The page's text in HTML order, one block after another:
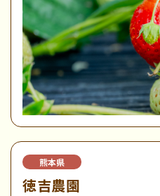
熊本県
徳吉農園